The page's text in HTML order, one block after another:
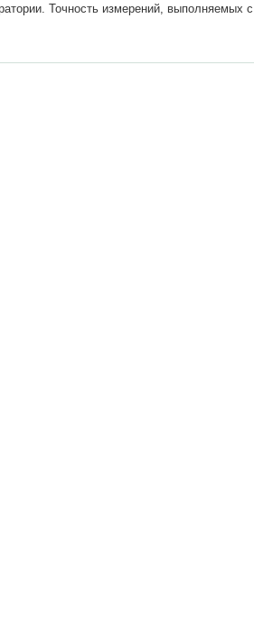
Точность измерений, выполняемых